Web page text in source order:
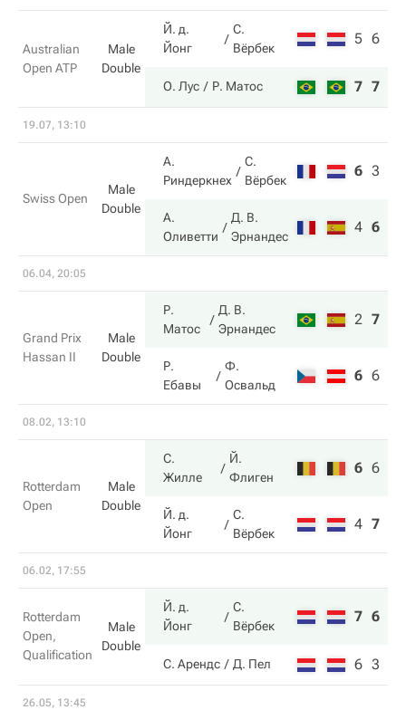
Australian
Open ATP
Male
Double
Й. д.
Йонг
С.
Вёрбек
5 6
О. Лус Р. Матос 7 7
19.07, 13:10
Swiss Open
Male
Double
А.
Риндеркнех
С.
Вёрбек
6 3
А.
Оливетти
Д. В.
Эрнандес
4 6
06.04, 20:05
Grand Prix
Hassan II
Male
Double
Р.
Матос
Д. В.
Эрнандес
2 7
Р.
Ебавы
Ф.
Освальд
6 6
08.02, 13:10
Rotterdam
Open
Male
Double
С.
Жилле
Й.
Флиген
6 6
Й. д.
Йонг
С.
Вёрбек
4 7
06.02, 17:55
Rotterdam
Open,
Qualification
Male
Double
Й. д.
Йонг
С.
Вёрбек
7 6
С. Арендс Д. Пел 6 3
26.05, 13:45